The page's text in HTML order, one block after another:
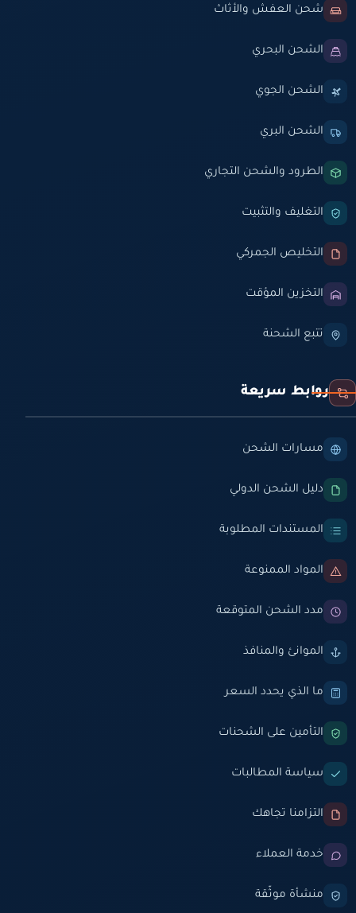
شحن العفش والأثاث
الشحن البحري
الشحن الجوي
الشحن البري
الطرود والشحن التجاري
التغليف والتثبيت
التخليص الجمركي
التخزين المؤقت
تتبع الشحنة
روابط سريعة
مسارات الشحن
دليل الشحن الدولي
المستندات المطلوبة
المواد الممنوعة
مدد الشحن المتوقعة
الموانئ والمنافذ
ما الذي يحدد السعر
التأمين على الشحنات
سياسة المطالبات
التزامنا تجاهك
خدمة العملاء
منشأة موثّقة